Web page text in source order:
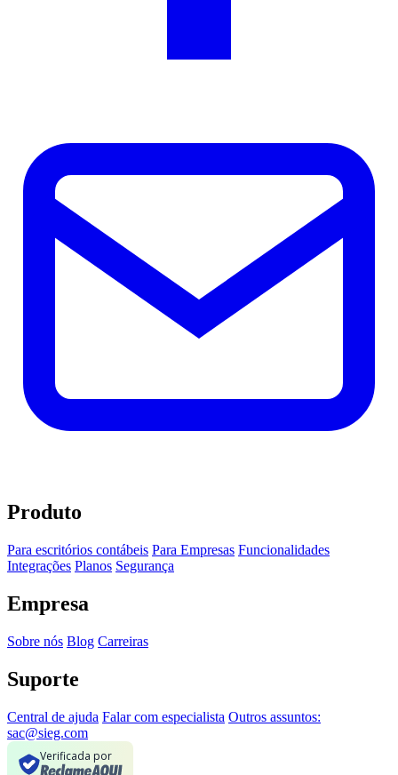
Produto
Para escritórios contábeis Para Empresas Funcionalidades
Integrações Planos Segurança
Empresa
Sobre nós Blog Carreiras
Suporte
Central de ajuda Falar com especialista Outros assuntos:
sac@sieg.com
Verificada por